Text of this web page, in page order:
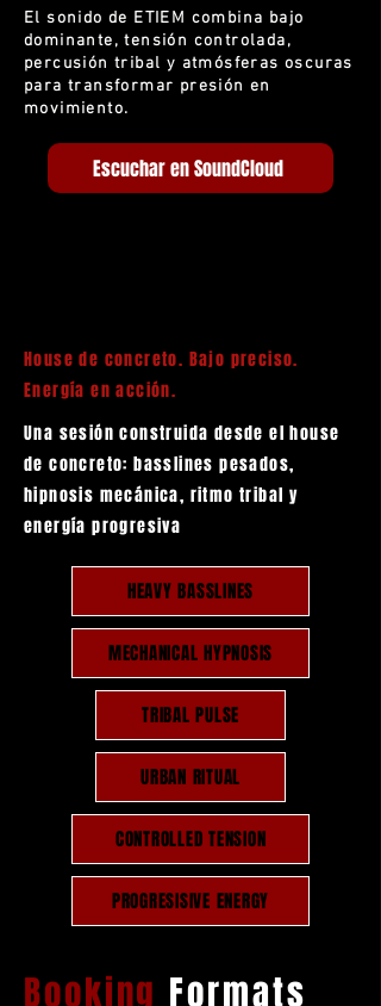
El sonido de ETIEM combina bajo
dominante, tensión controlada,
percusión tribal y atmósferas oscuras
para transformar presión en
movimiento.
Escuchar en SoundCloud
House de concreto. Bajo preciso.
Energía en acción.
Una sesión construida desde el house
de concreto: basslines pesados,
hipnosis mecánica, ritmo tribal y
energía progresiva
HEAVY BASSLINES
MECHANICAL HYPNOSIS
TRIBAL PULSE
URBAN RITUAL
CONTROLLED TENSION
PROGRESISIVE ENERGY
Booking Formats